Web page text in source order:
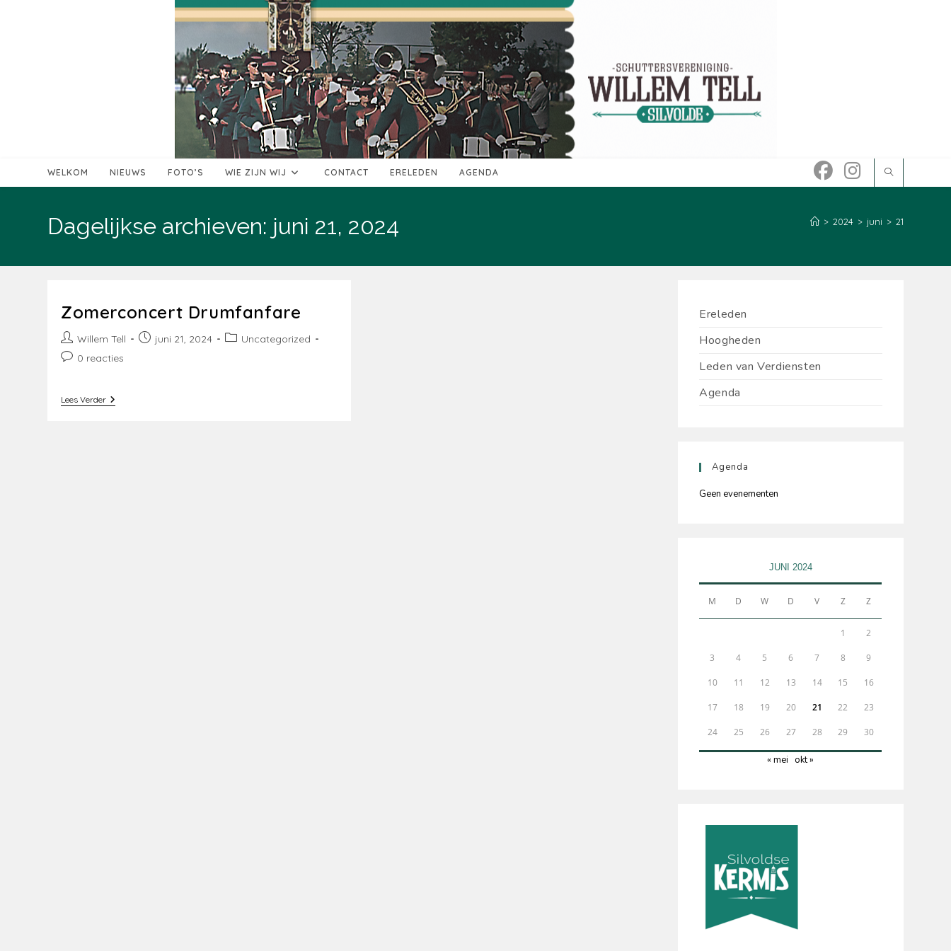
WELKOM NIEUWS FOTO’S WIE ZIJN WIJ CONTACT ERELEDEN AGENDA
Dagelijkse archieven: juni 21, 2024 > 2024 > juni > 21
Zomerconcert Drumfanfare
Bericht
auteur:
Willem Tell
Berichtjuni 21, 2024 Berichtcategorie:
Uncategorized
Bericht0 reacties
Lees VerderZomerconcert
Ereleden
Hoogheden
Leden van Verdiensten
Agenda
Agenda
Geen evenementen
JUNI 2024
M D W D V Z Z
1 2
3 4 5 6 7 8 9
10 11 12 13 14 15 16
17 18 19 20 21 22 23
24 25 26 27 28 29 30
« mei okt »